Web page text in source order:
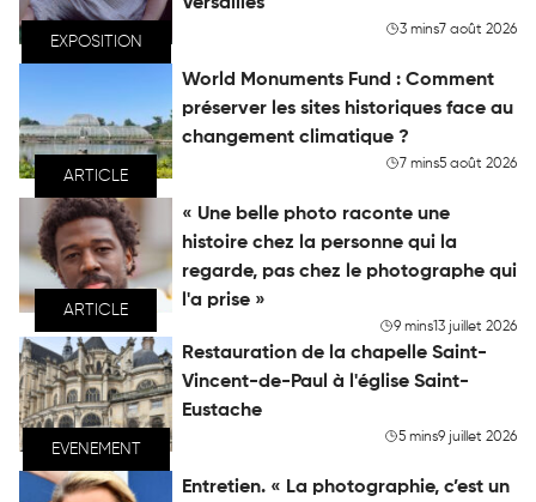
EXPOSITION
3 mins7 août 2026
ARTICLE
World Monuments Fund : Comment
préserver les sites historiques face au
changement climatique ?
7 mins5 août 2026
ARTICLE
« Une belle photo raconte une
histoire chez la personne qui la
regarde, pas chez le photographe qui
l'a prise »
9 mins13 juillet 2026
EVENEMENT
Restauration de la chapelle Saint-
Vincent-de-Paul à l'église Saint-
Eustache
5 mins9 juillet 2026
Entretien. « La photographie, c’est un